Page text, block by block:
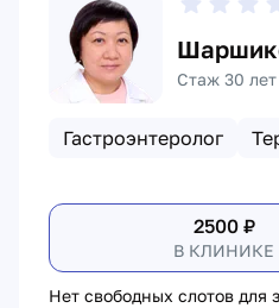
Стаж 30 лет
Гастроэнтеролог
2500₽
В КЛИНИКЕ
Нет свободных слотов для